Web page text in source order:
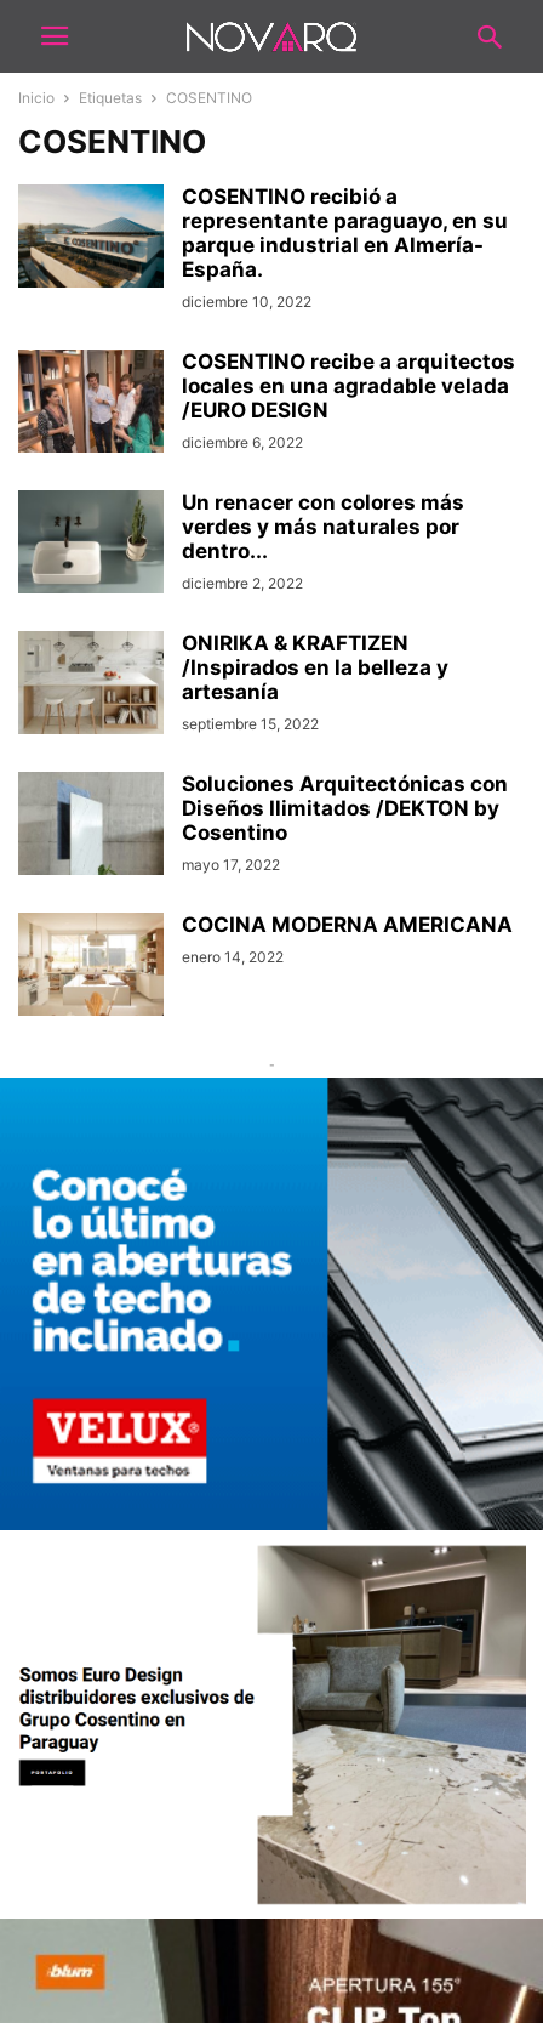
Inicio Etiquetas COSENTINO
COSENTINO
COSENTINO recibió a
representante paraguayo, en su
parque industrial en Almería-
España.
diciembre 10, 2022
COSENTINO recibe a arquitectos
locales en una agradable velada
/EURO DESIGN
diciembre 6, 2022
Un renacer con colores más
verdes y más naturales por
dentro...
diciembre 2, 2022
ONIRIKA & KRAFTIZEN
/Inspirados en la belleza y
artesanía
septiembre 15, 2022
Soluciones Arquitectónicas con
Diseños Ilimitados /DEKTON by
Cosentino
mayo 17, 2022
COCINA MODERNA AMERICANA
enero 14, 2022
-